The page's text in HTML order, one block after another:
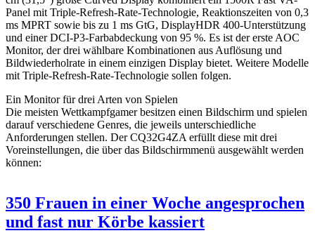
Panel mit Triple-Refresh-Rate-Technologie, Reaktionszeiten von 0,3
ms MPRT sowie bis zu 1 ms GtG, DisplayHDR 400-Unterstützung
und einer DCI-P3-Farbabdeckung von 95 %. Es ist der erste AOC
Monitor, der drei wählbare Kombinationen aus Auflösung und
Bildwiederholrate in einem einzigen Display bietet. Weitere Modelle
mit Triple-Refresh-Rate-Technologie sollen folgen.
Ein Monitor für drei Arten von Spielen
Die meisten Wettkampfgamer besitzen einen Bildschirm und spielen
darauf verschiedene Genres, die jeweils unterschiedliche
Anforderungen stellen. Der CQ32G4ZA erfüllt diese mit drei
Voreinstellungen, die über das Bildschirmmenü ausgewählt werden
können:
350 Frauen in einer Woche angesprochen
und fast nur Körbe kassiert